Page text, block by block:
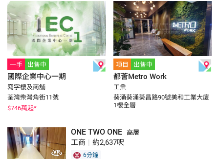
一手 出售中
國際企業中心一期
寫字樓及商舖
荃灣柴灣角街11號
$746萬起*
項目 出售中
都薈Metro Work
工業
葵涌葵涌葵昌路90號美和工業大廈
1樓全層
ONE TWO ONE 高層
工商 約2,637呎
6分鐘